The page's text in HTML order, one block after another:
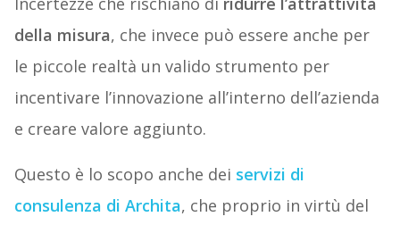
della misura, che invece può essere anche per
le piccole realtà un valido strumento per
incentivare l’innovazione all’interno dell’azienda
e creare valore aggiunto.
Questo è lo scopo anche dei servizi di
consulenza di Archita, che proprio in virtù del